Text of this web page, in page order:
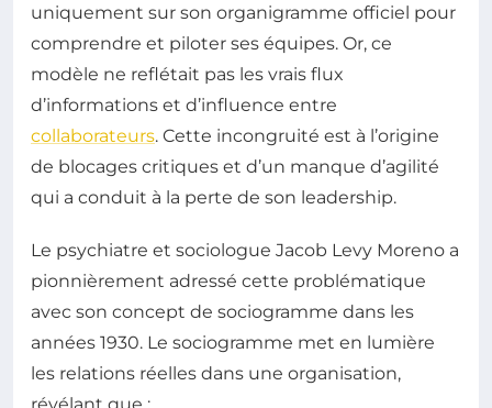
uniquement sur son organigramme officiel pour
comprendre et piloter ses équipes. Or, ce
modèle ne reflétait pas les vrais flux
d’informations et d’influence entre
collaborateurs. Cette incongruité est à l’origine
de blocages critiques et d’un manque d’agilité
qui a conduit à la perte de son leadership.
Le psychiatre et sociologue Jacob Levy Moreno a
pionnièrement adressé cette problématique
avec son concept de sociogramme dans les
années 1930. Le sociogramme met en lumière
les relations réelles dans une organisation,